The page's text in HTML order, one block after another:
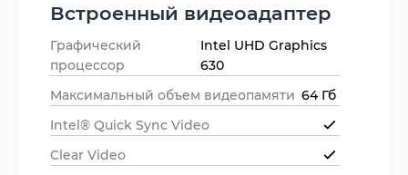
Встроенный видеоадаптер
Графический
процессор
Intel UHD Graphics
630
Максимальный объем видеопамяти 64 Гб
Intel® Quick Sync Video
Clear Video